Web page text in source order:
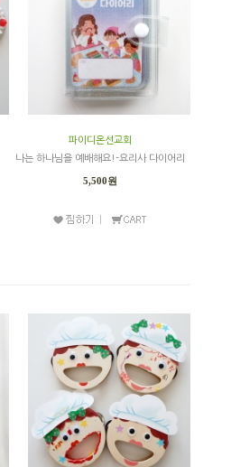
파이디온선교회
나는 하나님을 예배해요!-요리사 다이어리
5,500원